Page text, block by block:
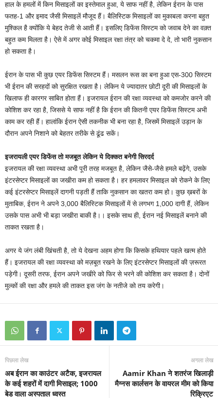
हाल के हमलों में किन मिसाइलों का इस्तेमाल हुआ, ये साफ नहीं है, लेकिन ईरान के पास
फतह-1 और इमाद जैसी मिसाइलें मौजूद हैं। बैलिस्टिक मिसाइलों का मुकाबला करना बहुत
मुश्किल है क्योंकि ये बेहद तेजी से आती हैं। इसलिए डिफेंस सिस्टम को जवाब देने का वक़्त
बहुत कम मिलता है। ऐसे में अगर कोई मिसाइल रक्षा तंत्र को चकमा दे दे, तो भारी नुकसान
हो सकता है।
ईरान के पास भी कुछ एयर डिफेंस सिस्टम हैं। मसलन रूस का बना हुआ एस-300 सिस्टम
भी ईरान की सरहदों को सुरक्षित रखता है। लेकिन ये ज्यादातर छोटी दूरी की मिसाइलों के
खिलाफ ही कारगर साबित होता हैं। इजरायल ईरान की रक्षा व्यवस्था को कमजोर करने की
कोशिश कर रहा है, जिससे ये साफ नहीं है कि ईरान की कितनी एयर डिफेंस सिस्टम अभी
काम कर रही हैं। हालांकि ईरान ऐसी तकनीक भी बना रहा है, जिसमें मिसाइलें उड़ान के
दौरान अपने निशाने को बेहतर तरीके से ढूंढ सकें।
इजरायली एयर डिफेंस तो मजबूत लेकिन ये दिक्कत बनेगी सिरदर्द
इजरायल की रक्षा व्यवस्था अभी पूरी तरह मजबूत है, लेकिन जैसे-जैसे हमले बढ़ेंगे, उसके
इंटरसेप्टर मिसाइलों का जखीरा कम हो सकता है। हर हमलावर मिसाइल को रोकने के लिए
कई इंटरसेप्टर मिसाइलें दागनी पड़ती हैं ताकि नुकसान का खतरा कम हो। कुछ ख़बरों के
मुताबिक, ईरान ने अपने 3,000 बैलिस्टिक मिसाइलों में से लगभग 1,000 दागी हैं, लेकिन
उसके पास अभी भी बड़ा जखीरा बाकी है।। इसके साथ ही, ईरान नई मिसाइलें बनाने की
ताकत रखता है।
अगर ये जंग लंबी खिंचती है, तो ये देखना अहम होगा कि किसके हथियार पहले खत्म होते
हैं। इजरायल की रक्षा व्यवस्था को मज़बूत रखने के लिए इंटरसेप्टर मिसाइलों की ज़रूरत
पड़ेगी। दूसरी तरफ, ईरान अपने जखीरे को फिर से भरने की कोशिश कर सकता है। दोनों
मुल्कों की रक्षा और हमले की ताकत इस जंग के नतीजे को तय करेगी।
पिछला लेख
अब ईरान का काउंटर अटैक, इजरायल
के कई शहरों में दागी मिसाइल; 1000
बेड वाला अस्पताल ध्वस्त
अगला लेख
Aamir Khan ने शतरंज खिलाड़ी
मैग्नस कार्लसन के वायरल मीम को किया
रिक्रिएट